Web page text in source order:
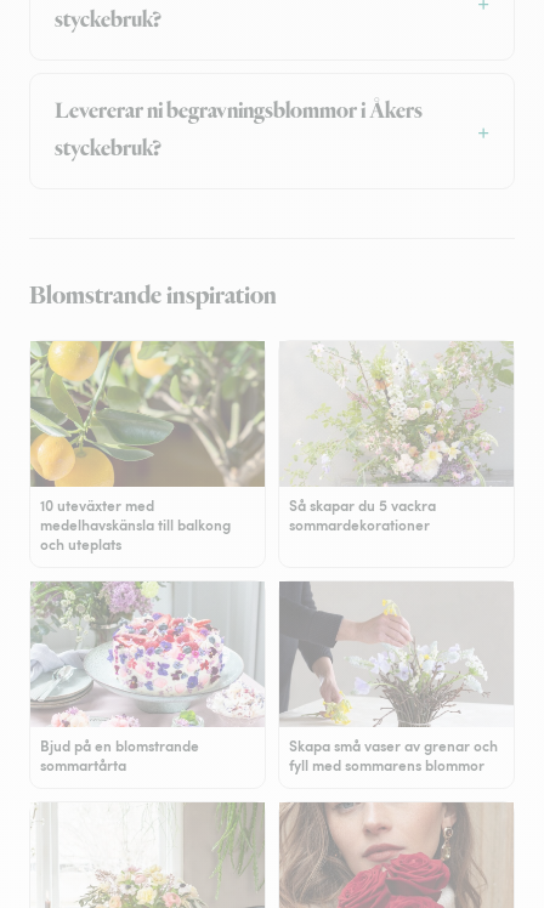
styckebruk?
Levererar ni begravningsblommor i Åkers
styckebruk?
Blomstrande inspiration
10 uteväxter med
medelhavskänsla till balkong
och uteplats
Så skapar du 5 vackra
sommardekorationer
Bjud på en blomstrande
sommartårta
Skapa små vaser av grenar och
fyll med sommarens blommor